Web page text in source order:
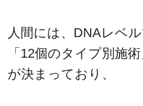
人間には、DNAレベ
「12個のタイプ別施術
が決まっており、